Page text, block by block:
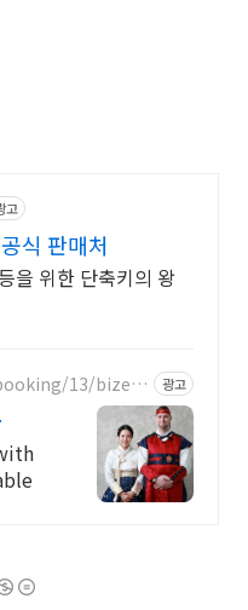
고
식 판매처
을 위한 단축키의 왕
13/bizes/
광고